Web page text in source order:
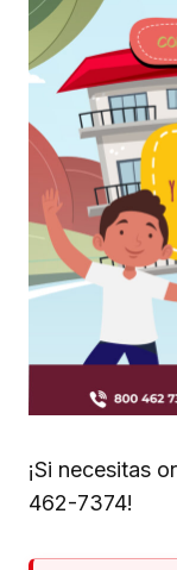
¡Si necesitas
462-7374!